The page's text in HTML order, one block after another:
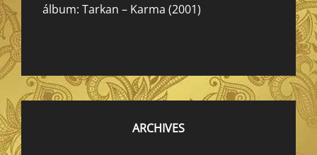
álbum: Tarkan – Karma (2001)
ARCHIVES